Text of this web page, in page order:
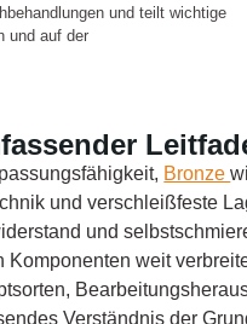
und teilt wichtige
und auf der
Bronze
und verschleißfeste
und
weit
Verständnis der